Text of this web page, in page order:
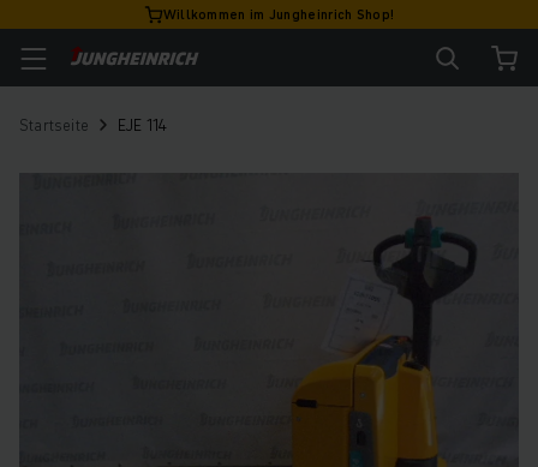
Willkommen im Jungheinrich Shop!
Startseite EJE 114